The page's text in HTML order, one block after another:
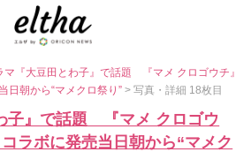
マ『大豆田とわ子』で話題 『マメ クロゴウチ』
日朝から“マメクロ祭り”> 写真・詳細 18枚目
子』で話題 『マメ クロゴウ
ラボに発売当日朝から“マメク